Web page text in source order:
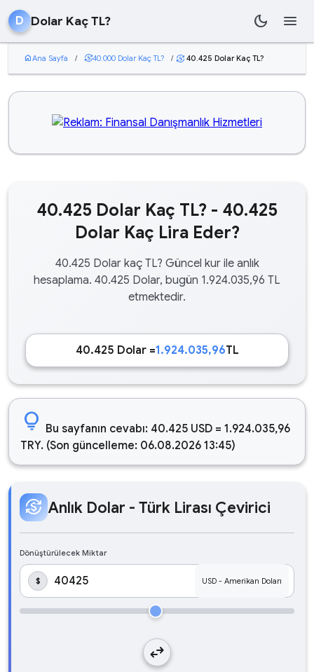
D Dolar Kaç TL? dark_mode menu
homeAna Sayfa / currency_exchange40.000 Dolar Kaç TL? / currency_exchange 40.425 Dolar Kaç TL?
40.425 Dolar Kaç TL? - 40.425
Dolar Kaç Lira Eder?
40.425 Dolar kaç TL? Güncel kur ile anlık
hesaplama. 40.425 Dolar, bugün 1.924.035,96 TL
etmektedir.
40.425 Dolar =1.924.035,96TL
lightbulb Bu sayfanın cevabı: 40.425 USD = 1.924.035,96
TRY. (Son güncelleme: 06.08.2026 13:45)
currency_exchange Anlık Dolar - Türk Lirası Çevirici
Dönüştürülecek Miktar
$
swap_horiz